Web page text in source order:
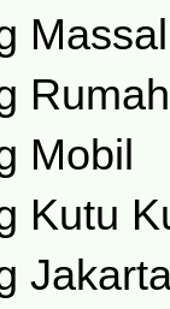
Rumah
Mobil
Kutu